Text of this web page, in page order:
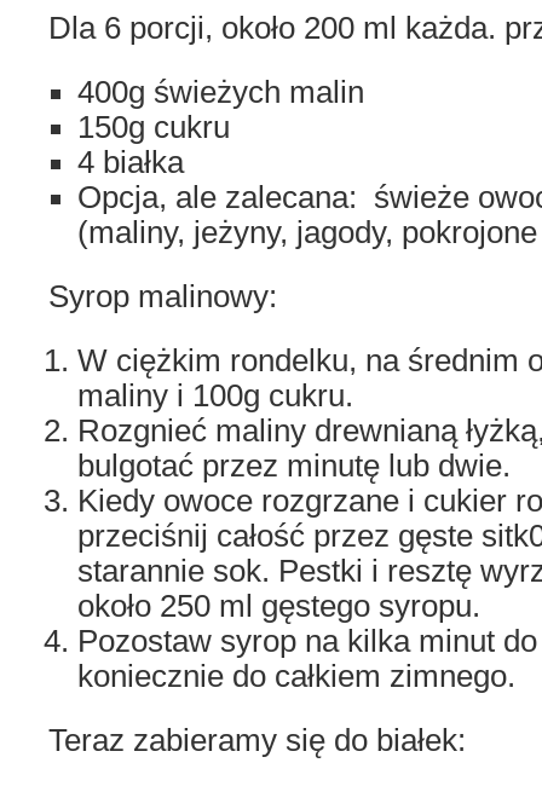
Dla 6 porcji, około 200 ml każda.
400g świeżych malin
150g cukru
4 białka
Opcja, ale zalecana: świeże
(maliny, jeżyny, jagody,
Syrop malinowy:
W ciężkim rondelku, na średnim
maliny i 100g cukru.
Rozgnieć maliny drewnianą
bulgotać przez minutę lub dwie.
Kiedy owoce rozgrzane i cukier
przeciśnij całość przez gęste
starannie sok. Pestki i resztę
około 250 ml gęstego syropu.
Pozostaw syrop na kilka minut
koniecznie do całkiem zimnego.
Teraz zabieramy się do białek: